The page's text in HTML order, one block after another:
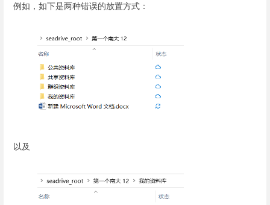
例如，如下是两种错误的放置方式：
以及